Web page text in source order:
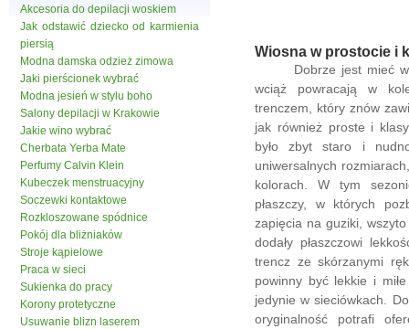
Akcesoria do depilacji woskiem
Jak odstawić dziecko od karmienia
piersią
Modna damska odzież zimowa
Jaki pierścionek wybrać
Modna jesień w stylu boho
Salony depilacji w Krakowie
Jakie wino wybrać
Cherbata Yerba Mate
Perfumy Calvin Klein
Kubeczek menstruacyjny
Soczewki kontaktowe
Rozkloszowane spódnice
Pokój dla bliżniaków
Stroje kąpielowe
Praca w sieci
Sukienka do pracy
Korony protetyczne
Usuwanie blizn laserem
Wiosna w prostocie i
Dobrze jest mieć w
wciąż powracają w
trenczem, który znów
jak również proste i
było zbyt staro i
uniwersalnych
kolorach. W tym
płaszczy, w których
zapięcia na guziki,
dodały płaszczowi
trencz ze skórzanymi
powinny być lekkie i
jedynie w sieciówkach.
oryginalność potrafi